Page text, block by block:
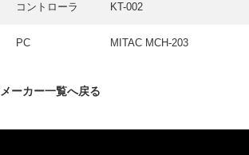
INTERVIEW
お客様インタビュー
RECRUIT
GREEN CHALLENGE
コントローラ KT-002
PC MITAC MCH-203
メーカー一覧へ戻る